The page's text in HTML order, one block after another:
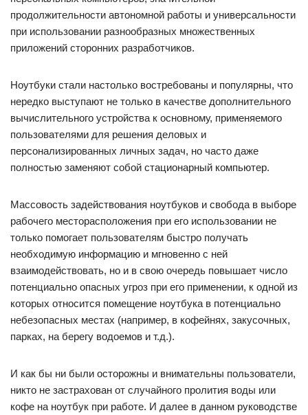
продолжительности автономной работы и универсальности
при использовании разнообразных множественных
приложений сторонних разработчиков.
Ноутбуки стали настолько востребованы и популярны, что
нередко выступают не только в качестве дополнительного
вычислительного устройства к основному, применяемого
пользователями для решения деловых и
персонализированных личных задач, но часто даже
полностью заменяют собой стационарный компьютер.
Массовость задействования ноутбуков и свобода в выборе
рабочего месторасположения при его использовании не
только помогает пользователям быстро получать
необходимую информацию и мгновенно с ней
взаимодействовать, но и в свою очередь повышает число
потенциально опасных угроз при его применении, к одной из
которых относится помещение ноутбука в потенциально
небезопасных местах (например, в кофейнях, закусочных,
парках, на берегу водоемов и т.д.).
И как бы ни были осторожны и внимательны пользователи,
никто не застрахован от случайного пролития воды или
кофе на ноутбук при работе. И далее в данном руководстве